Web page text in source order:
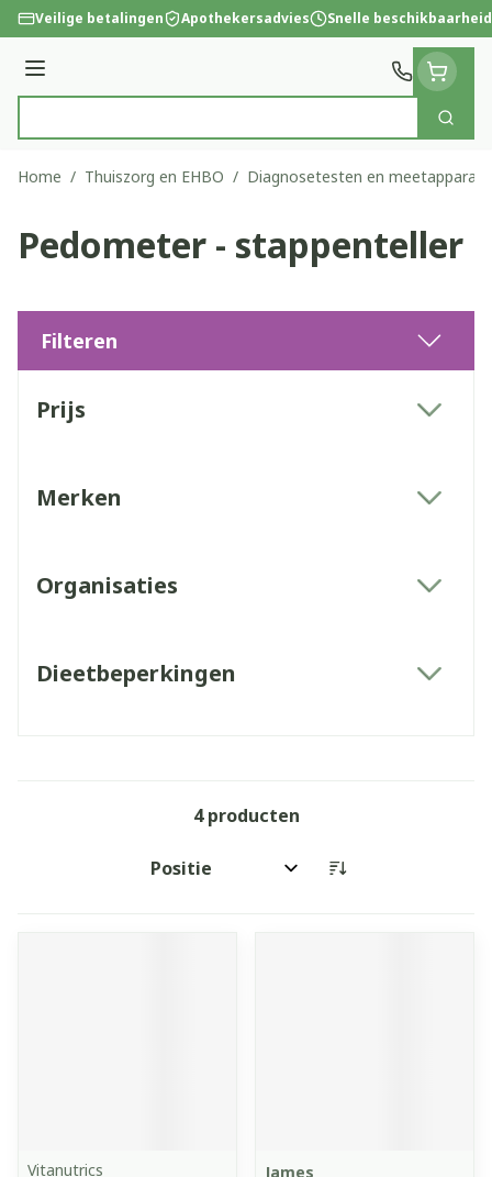
Ga naar de inhoud
Veilige betalingen Apothekersadvies Snelle beschikbaarheid
Menu
Zoek
Home / Thuiszorg en EHBO / Diagnosetesten en
Pedometer - stappenteller
Filteren
Prijs
Merken
Organisaties
Dieetbeperkingen
4producten
Sorteer op:
Vitanutrics
James